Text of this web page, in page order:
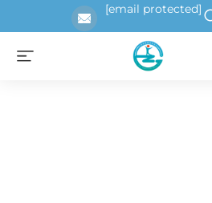
[email protected]